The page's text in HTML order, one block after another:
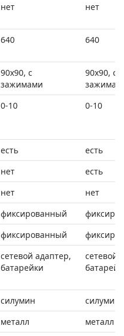
нет нет
640 640
90x90, с
зажимами
90x90, с
0-10 0-10
есть
есть
нет
есть
нет
нет
фиксированный
фиксированный
сетевой адаптер,
батарейки
сетевой
силумин
силумин
металл
металл